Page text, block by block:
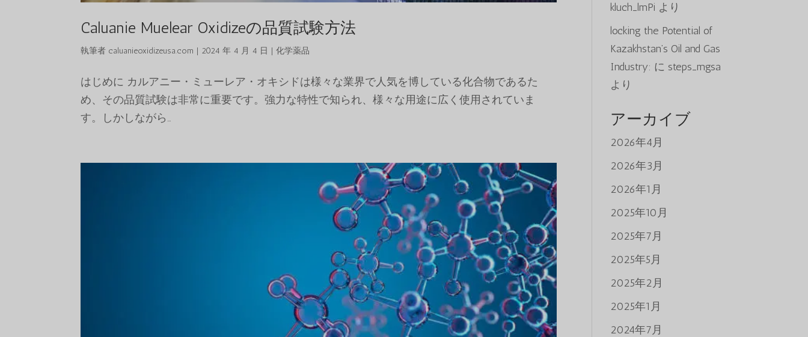
Caluanie Muelear Oxidizeの品質試験方法
執筆者 caluanieoxidizeusa.com | 2024 年 4 月 4 日 |化学薬品
はじめに カルアニー・ミューレア・オキシドは様々な業界で人気を博している化合物であるた
め、その品質試験は非常に重要です。強力な特性で知られ、様々な用途に広く使用されていま
す。しかしながら…
kluch_lmPi より
locking the Potential of
Kazakhstan’s Oil and Gas
Industry: に steps_mgsa
より
アーカイブ
2026年4月
2026年3月
2026年1月
2025年10月
2025年7月
2025年5月
2025年2月
2025年1月
2024年7月